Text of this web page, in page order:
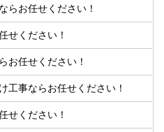
らお任せください！
せください！
お任せください！
工事ならお任せください！
せください！